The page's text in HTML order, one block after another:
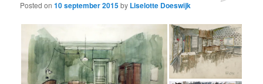
Posted on10 september 2015by Liselotte Doeswijk